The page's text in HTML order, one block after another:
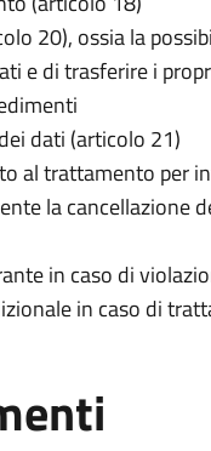
20), ossia la
e di trasferire i
dati (articolo 21)
al trattamento per
la cancellazione
in caso di
in caso di